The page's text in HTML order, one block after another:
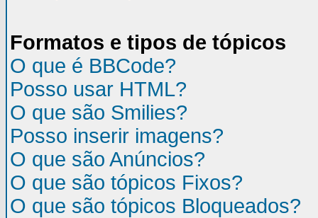
Formatos e tipos de tópicos
O que é BBCode?
Posso usar HTML?
O que são Smilies?
Posso inserir imagens?
O que são Anúncios?
O que são tópicos Fixos?
O que são tópicos Bloqueados?